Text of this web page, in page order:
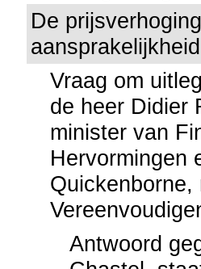
De
Vraag om
de heer Didier
minister van
Hervormingen
Antwoord